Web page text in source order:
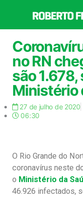
o
conteúdo
no RN
são
Ministério
27 de julho de 2020
06:30
O Rio Grande do
coronavírus neste
o Ministério da
46.926 infectados,